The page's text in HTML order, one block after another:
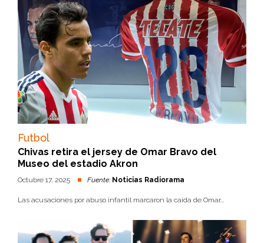
Futbol
Chivas retira el jersey de Omar Bravo del
Museo del estadio Akron
Octubre 17, 2025 Fuente: Noticias Radiorama
Las acusaciones por abuso infantil marcaron la caída de Omar...